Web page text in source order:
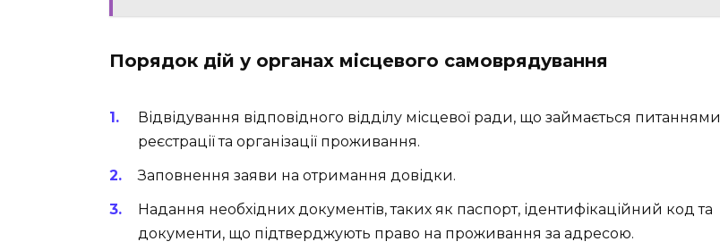
Порядок дій у органах місцевого самоврядування
Відвідування відповідного відділу місцевої ради, що займається питаннями
реєстрації та організації проживання.
Заповнення заяви на отримання довідки.
Надання необхідних документів, таких як паспорт, ідентифікаційний код та
документи, що підтверджують право на проживання за адресою.